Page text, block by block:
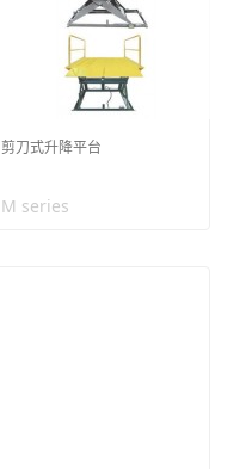
剪刀式升降平台
M series